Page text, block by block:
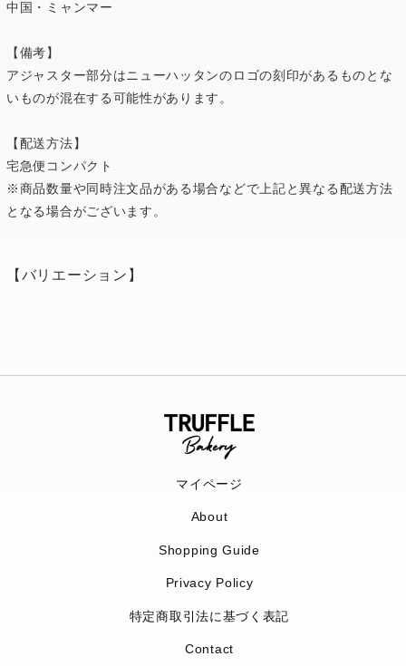
中国・ミャンマー
【備考】
アジャスター部分はニューハッタンのロゴの刻印があるものとな
いものが混在する可能性があります。
【配送方法】
宅急便コンパクト
※商品数量や同時注文品がある場合などで上記と異なる配送方法
となる場合がございます。
【バリエーション】
マイページ
About
Shopping Guide
Privacy Policy
特定商取引法に基づく表記
Contact